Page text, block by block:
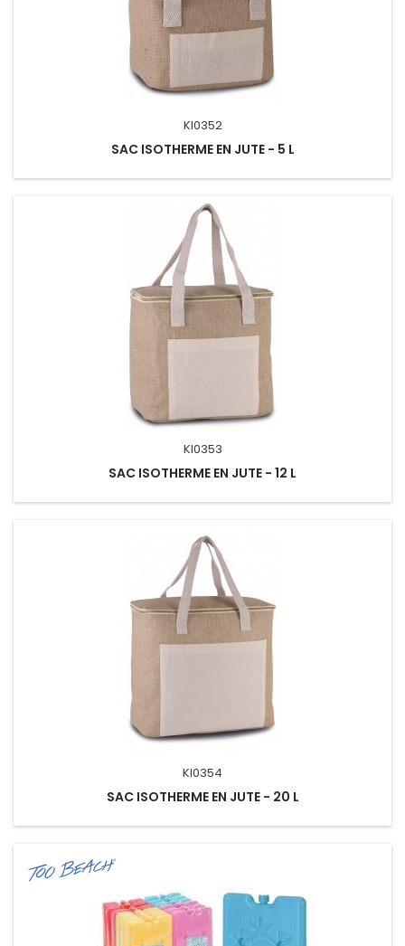
KI0352
SAC ISOTHERME EN JUTE - 5 L
KI0353
SAC ISOTHERME EN JUTE - 12 L
KI0354
SAC ISOTHERME EN JUTE - 20 L